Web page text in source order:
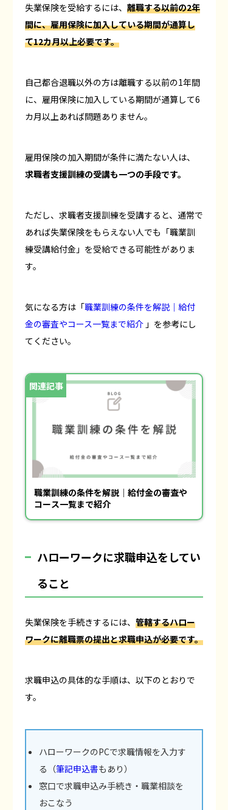
失業保険を受給するには、 離職する以前の2年
間に、雇用保険に加入している期間が通算し
て12カ月以上必要です。
自己都合退職以外の方は離職する以前の1年間
に、雇用保険に加入している期間が通算して6
カ月以上あれば問題ありません。
雇用保険の加入期間が条件に満たない人は、
求職者支援訓練の受講も一つの手段です。
ただし、求職者支援訓練を受講すると、通常で
あれば失業保険をもらえない人でも「職業訓
練受講給付金」を受給できる可能性がありま
す。
気になる方は「職業訓練の条件を解説｜給付
金の審査やコース一覧まで紹介 」を参考にし
てください。
職業訓練の条件を解説｜給付金の審査や
コース一覧まで紹介
ハローワークに求職申込をしてい
ること
失業保険を手続きするには、 管轄するハロー
ワークに離職票の提出と求職申込が必要です。
求職申込の具体的な手順は、以下のとおりで
す。
ハローワークのPCで求職情報を入力す
る（筆記申込書もあり）
窓口で求職申込み手続き・職業相談を
おこなう